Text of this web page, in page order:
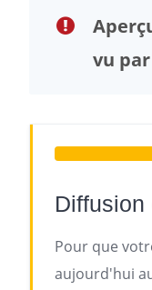
vu
Diffusion
Pour que
aujourd'hui